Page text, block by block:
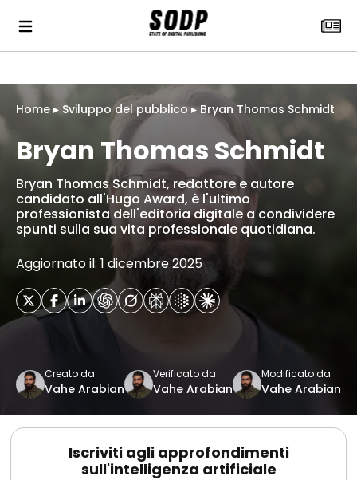
Home ▸ Sviluppo del pubblico▸Bryan Thomas Schmidt
Bryan Thomas Schmidt
Bryan Thomas Schmidt, redattore e autore
candidato all'Hugo Award, è l'ultimo
professionista dell'editoria digitale a condividere
spunti sulla sua vita professionale quotidiana.
Aggiornato il: 1 dicembre 2025
Creato da
Vahe Arabian
Verificato da
Vahe Arabian
Modificato da
Vahe Arabian
Iscriviti agli approfondimenti
sull'intelligenza artificiale